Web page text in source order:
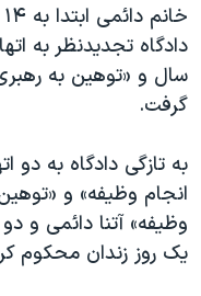
دادگاه تجدیدنظر به
سال و «توهین به
گرفت.
به تازگی دادگاه به دو
انجام وظیفه» و
وظیفه» آتنا دائمی و
یک روز زندان محکوم